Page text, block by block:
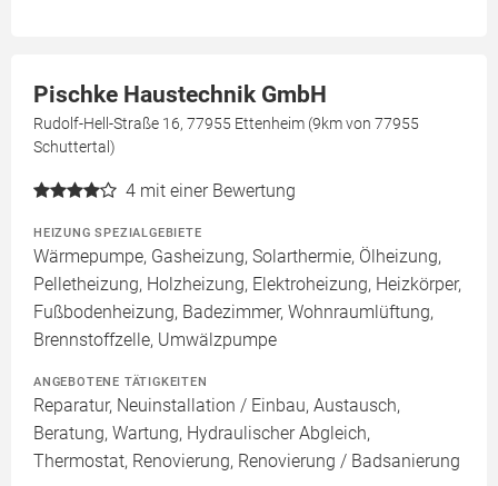
Pischke Haustechnik GmbH
Rudolf-Hell-Straße 16, 77955 Ettenheim (9km von 77955
Schuttertal)
4 mit einer Bewertung
HEIZUNG SPEZIALGEBIETE
Wärmepumpe, Gasheizung, Solarthermie, Ölheizung,
Pelletheizung, Holzheizung, Elektroheizung, Heizkörper,
Fußbodenheizung, Badezimmer, Wohnraumlüftung,
Brennstoffzelle, Umwälzpumpe
ANGEBOTENE TÄTIGKEITEN
Reparatur, Neuinstallation / Einbau, Austausch,
Beratung, Wartung, Hydraulischer Abgleich,
Thermostat, Renovierung, Renovierung / Badsanierung